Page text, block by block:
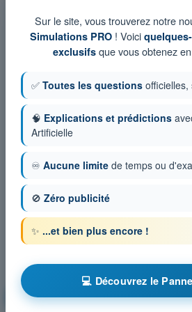
Règlementation
Sur le site, vous trouverez notre
Simulations PRO! Voici
exclusifsque vous obtenez
✅ Toutes les questions officielles,
🧠 Explications et prédictions
Artificielle
♾️ Aucune limite de temps ou
🚫 Zéro publicité
✨ ...et bien plus encore !
💻 Découvrez le